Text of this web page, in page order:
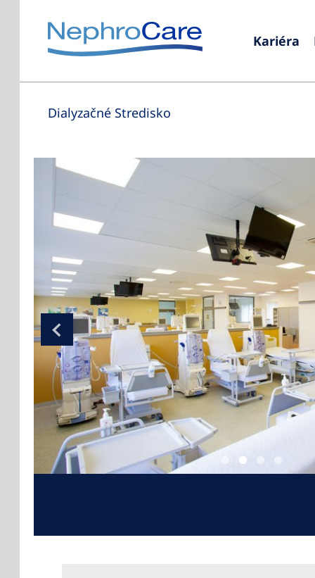
Kariéra
Dialyzačné Stredisko